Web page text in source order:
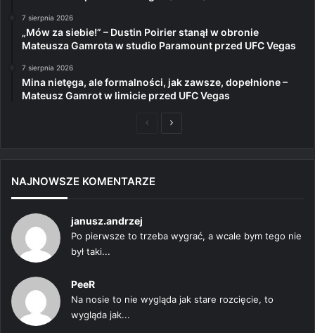
7 sierpnia 2026
„Mów za siebie!” – Dustin Poirier stanął w obronie
Mateusza Gamrota w studio Paramount przed UFC Vegas
7 sierpnia 2026
Mina nietęga, ale formalności, jak zawsze, dopełnione –
Mateusz Gamrot w limicie przed UFC Vegas
PoprzedniaNastępna
NAJNOWSZE KOMENTARZE
janusz.andrzej
Po pierwsze to trzeba wygrać, a wcale bym tego nie
był taki...
PeeR
Na nosie to nie wygląda jak stare rozcięcie, to
wygląda jak...